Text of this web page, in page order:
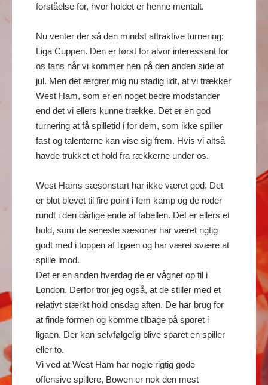
forståelse for, hvor holdet er henne mentalt.
Nu venter der så den mindst attraktive turnering:
Liga Cuppen. Den er først for alvor interessant for
os fans når vi kommer hen på den anden side af
jul. Men det ærgrer mig nu stadig lidt, at vi trækker
West Ham, som er en noget bedre modstander
end det vi ellers kunne trække. Det er en god
turnering at få spilletid i for dem, som ikke spiller
fast og talenterne kan vise sig frem. Hvis vi altså
havde trukket et hold fra rækkerne under os.
West Hams sæsonstart har ikke været god. Det
er blot blevet til fire point i fem kamp og de roder
rundt i den dårlige ende af tabellen. Det er ellers et
hold, som de seneste sæsoner har været rigtig
godt med i toppen af ligaen og har været svære at
spille imod.
Det er en anden hverdag de er vågnet op til i
London. Derfor tror jeg også, at de stiller med et
relativt stærkt hold onsdag aften. De har brug for
at finde formen og komme tilbage på sporet i
ligaen. Der kan selvfølgelig blive sparet en spiller
eller to.
Vi ved at West Ham har nogle rigtig gode
offensive spillere, Bowen er nok den mest